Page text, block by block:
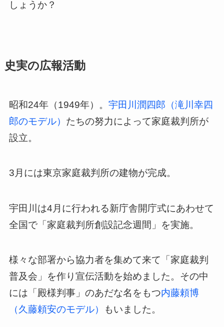
しょうか？
史実の広報活動
昭和24年（1949年）。 宇田川潤四郎（滝川幸四
郎のモデル） たちの努力によって家庭裁判所が
設立。
3月には東京家庭裁判所の建物が完成。
宇田川は4月に行われる新庁舎開庁式にあわせて
全国で「家庭裁判所創設記念週間」を実施。
様々な部署から協力者を集めて来て「家庭裁判
普及会」を作り宣伝活動を始めました。その中
には「殿様判事」のあだな名をもつ内藤頼博
（久藤頼安のモデル）
もいました。